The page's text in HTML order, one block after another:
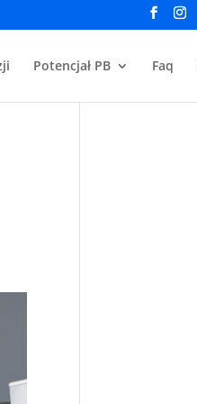
Potencjał PB Faq